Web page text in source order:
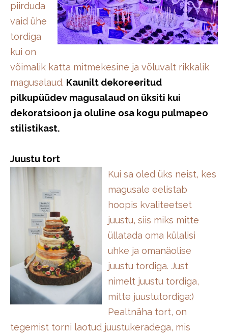
piirduda
vaid ühe
tordiga
kui on
võimalik katta mitmekesine ja võluvalt rikkalik
magusalaud. Kaunilt dekoreeritud
pilkupüüdev magusalaud on üksiti kui
dekoratsioon ja oluline osa kogu pulmapeo
stilistikast.
Juustu tort
Kui sa oled üks neist, kes
magusale eelistab
hoopis kvaliteetset
juustu, siis miks mitte
üllatada oma külalisi
uhke ja omanäolise
juustu tordiga. Just
nimelt juustu tordiga,
mitte juustutordiga:)
Pealtnäha tort, on
tegemist torni laotud juustukeradega, mis